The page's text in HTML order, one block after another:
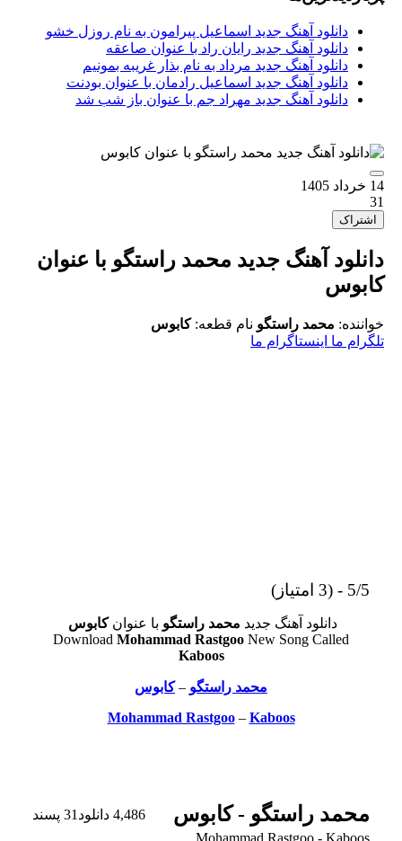
دانلود آهنگ جدید اسماعیل پیرامون به نام روزل خشو
دانلود آهنگ جدید رایان راد با عنوان صاعقه
دانلود آهنگ جدید مرداد به نام بذار غریبه بمونیم
دانلود آهنگ جدید اسماعیل رادمان با عنوان بودنت
دانلود آهنگ جدید مهراد جم با عنوان باز شب شد
14 خرداد 1405
31
اشتراک
دانلود آهنگ جدید محمد راستگو با عنوان
کابوس
خواننده: محمد راستگو نام قطعه:کابوس
تلگرام ما اینستاگرام ما
5/5 - (3 امتیاز)
دانلود آهنگ جدید محمد راستگو با عنوانکابوس
Download Mohammad Rastgoo New Song Called
Kaboos
محمد راستگو –کابوس
Mohammad Rastgoo– Kaboos
محمد راستگو - کابوس
Mohammad Rastgoo - Kaboos
4,486 دانلود 31 پسند